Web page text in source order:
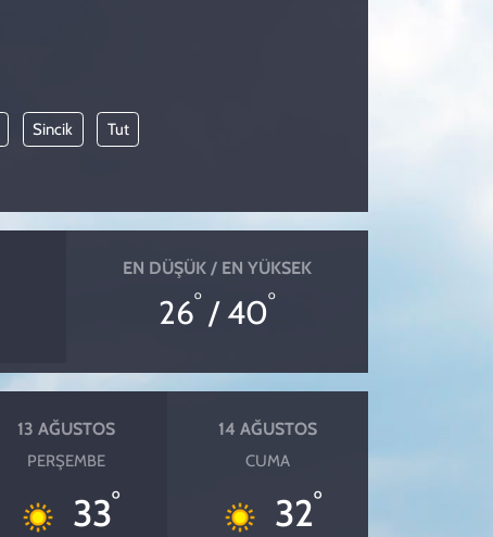
Sincik Tut
EN DÜŞÜK / EN YÜKSEK
26° / 40°
13 AĞUSTOS
PERŞEMBE
33°
14 AĞUSTOS
CUMA
32°